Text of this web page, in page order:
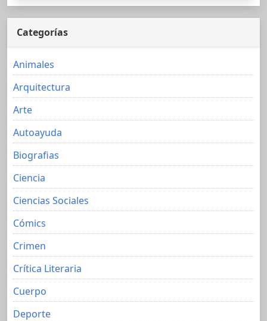
Categorías
Animales
Arquitectura
Arte
Autoayuda
Biografias
Ciencia
Ciencias Sociales
Cómics
Crimen
Crítica Literaria
Cuerpo
Deporte